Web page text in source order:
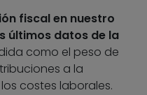
fiscal en nuestro
últimos datos de la
como el peso de
a la
costes laborales.